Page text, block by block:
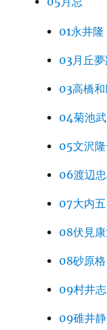
01永井隆
03月丘
03高橋
04菊池
05文沢
06渡辺
07大内五
08伏見
08砂原格
09村井
09碓井